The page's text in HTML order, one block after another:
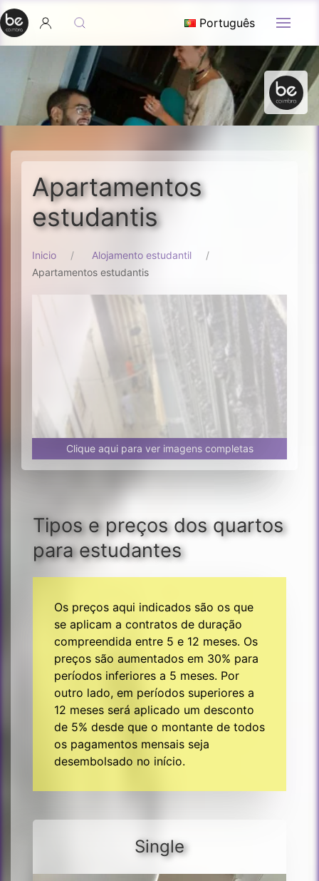
Português
Apartamentos
estudantis
Inicio
Alojamento estudantil
Apartamentos estudantis
Clique aqui para ver imagens completas
Tipos e preços dos quartos
para estudantes
Os preços aqui indicados são os que
se aplicam a contratos de duração
compreendida entre 5 e 12 meses. Os
preços são aumentados em 30% para
períodos inferiores a 5 meses. Por
outro lado, em períodos superiores a
12 meses será aplicado um desconto
de 5% desde que o montante de todos
os pagamentos mensais seja
desembolsado no início.
Single